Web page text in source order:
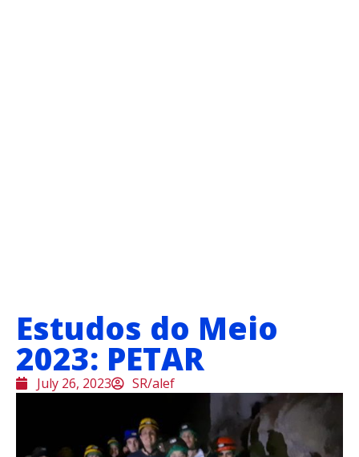
Estudos do Meio
2023: PETAR
July 26, 2023 SR/alef